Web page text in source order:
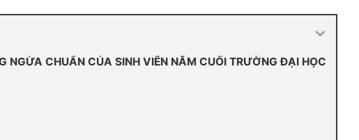
NGỪA CHUẨN CỦA SINH VIÊN NĂM CUỐI TRƯỜNG ĐẠI HỌC